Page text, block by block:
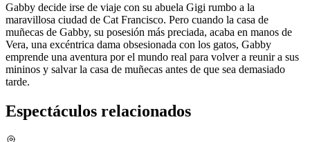
Gabby decide irse de viaje con su abuela Gigi rumbo a la
maravillosa ciudad de Cat Francisco. Pero cuando la casa de
muñecas de Gabby, su posesión más preciada, acaba en manos de
Vera, una excéntrica dama obsesionada con los gatos, Gabby
emprende una aventura por el mundo real para volver a reunir a sus
mininos y salvar la casa de muñecas antes de que sea demasiado
tarde.
Espectáculos relacionados